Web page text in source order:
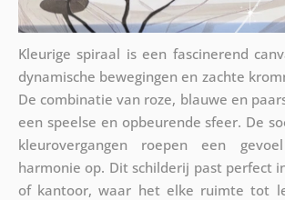
Kleurige spiraal is een fascinerend
dynamische bewegingen en zachte
De combinatie van roze, blauwe en
een speelse en opbeurende sfeer. De
kleurovergangen roepen een
harmonie op. Dit schilderij past perfect
of kantoor, waar het elke ruimte tot